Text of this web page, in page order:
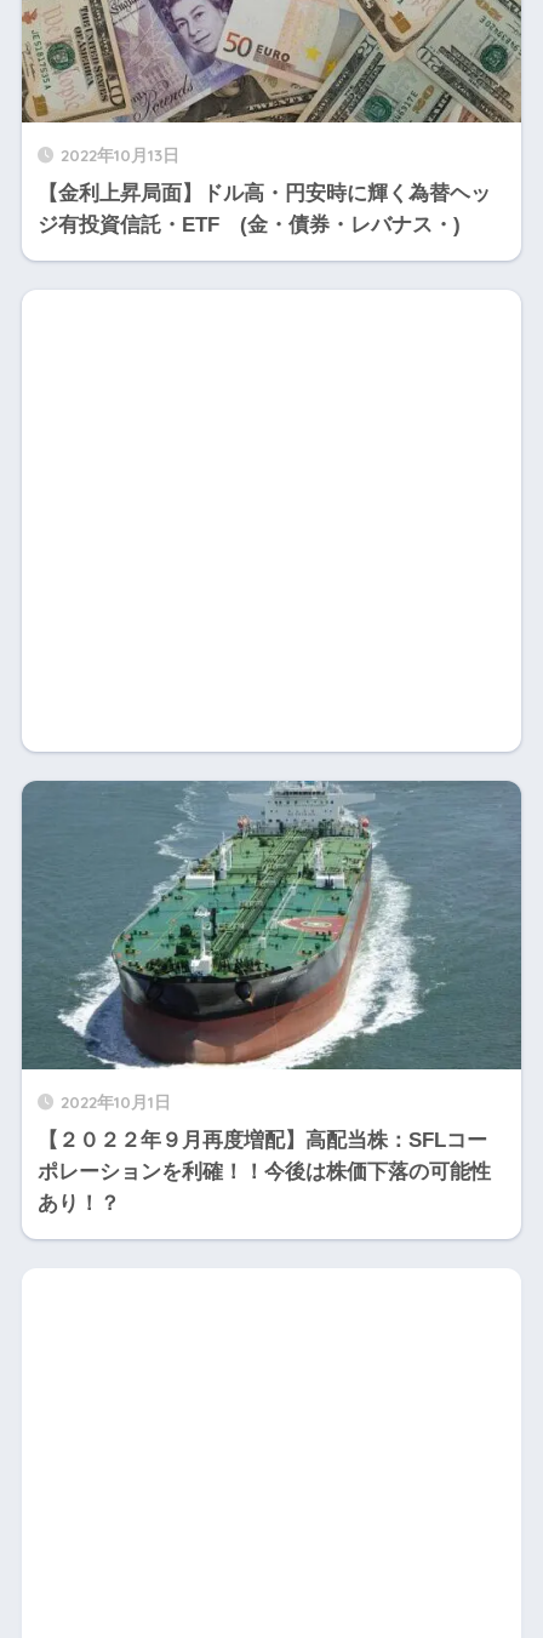
2022年10月13日
【金利上昇局面】ドル高・円安時に輝く為替ヘッ
ジ有投資信託・ETF (金・債券・レバナス・)
2022年10月1日
【２０２２年９月再度増配】高配当株：SFLコー
ポレーションを利確！！今後は株価下落の可能性
あり！？